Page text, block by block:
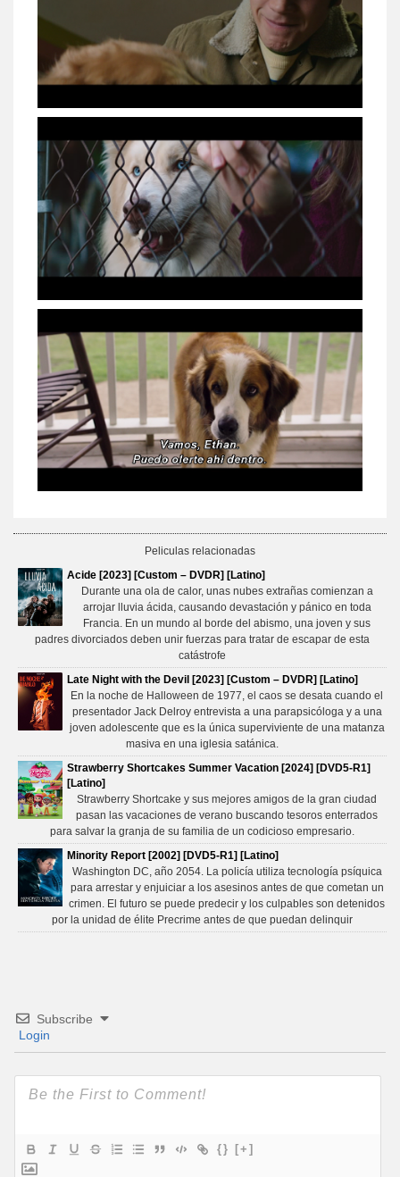
Peliculas relacionadas
Acide [2023] [Custom – DVDR] [Latino]
Durante una ola de calor, unas nubes extrañas comienzan a
arrojar lluvia ácida, causando devastación y pánico en toda
Francia. En un mundo al borde del abismo, una joven y sus
padres divorciados deben unir fuerzas para tratar de escapar de esta
catástrofe
Late Night with the Devil [2023] [Custom – DVDR] [Latino]
En la noche de Halloween de 1977, el caos se desata cuando el
presentador Jack Delroy entrevista a una parapsicóloga y a una
joven adolescente que es la única superviviente de una matanza
masiva en una iglesia satánica.
Strawberry Shortcakes Summer Vacation [2024] [DVD5-R1]
[Latino]
Strawberry Shortcake y sus mejores amigos de la gran ciudad
pasan las vacaciones de verano buscando tesoros enterrados
para salvar la granja de su familia de un codicioso empresario.
Minority Report [2002] [DVD5-R1] [Latino]
Washington DC, año 2054. La policía utiliza tecnología psíquica
para arrestar y enjuiciar a los asesinos antes de que cometan un
crimen. El futuro se puede predecir y los culpables son detenidos
por la unidad de élite Precrime antes de que puedan delinquir
Subscribe
Login
{} [+]